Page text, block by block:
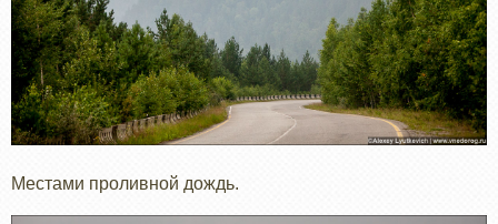
Местами проливной дождь.